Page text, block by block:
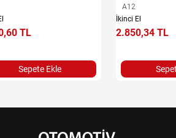
TL
Sepete Ekle
A12
İkinci El
2.850,34 TL